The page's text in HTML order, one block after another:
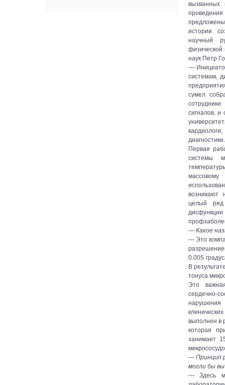
вызванных
истории
научный
физической
наук Петр
—
системам,
сумел
сигналов, и
диагностики.
Первая
системы
возникают
целый ряд
— Какое
— Это
0.005
В
тонуса
Это
сердечно-
выполнен в
которая
занимает
— Принцип
могли бы
— Здесь